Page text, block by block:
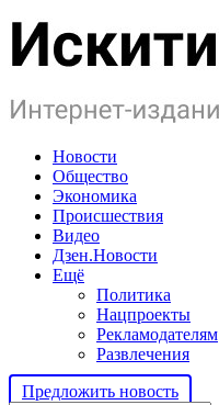
Новости
Общество
Экономика
Происшествия
Видео
Дзен.Новости
Ещё
Политика
Нацпроекты
Рекламодателям
Развлечения
Предложить новость